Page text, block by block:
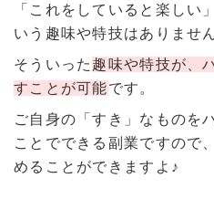
「これをしていると楽しい
いう趣味や特技はありませ
そういった 趣味や特技が、
すことが可能です。
ご自身の「すき」なものを
ことでできる副業ですので
めることができますよ♪